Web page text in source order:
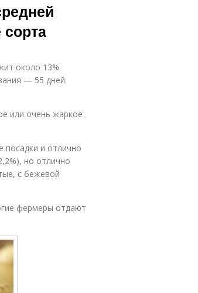
около 13%
— 55 дней.
или очень жаркое
посадки и отлично
но отлично
с бежевой
фермеры отдают